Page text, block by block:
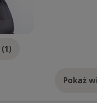
Pokaż o